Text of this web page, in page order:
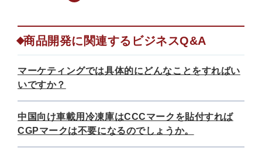
商品開発に関連するビジネスQ&A
マーケティングでは具体的にどんなことをすればい
いですか？
中国向け車載用冷凍庫はCCCマークを貼付すれば
CGPマークは不要になるのでしょうか。